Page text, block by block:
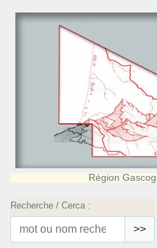
Région
Recherche / Cerca :
>>